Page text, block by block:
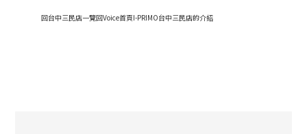
回台中三民店一覽回Voice首頁I-PRIMO台中三民店的介紹